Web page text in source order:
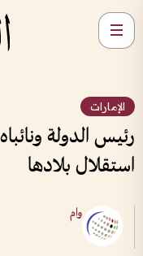
الإمارات
رئيس الدولة
استقلال بلادها
وام